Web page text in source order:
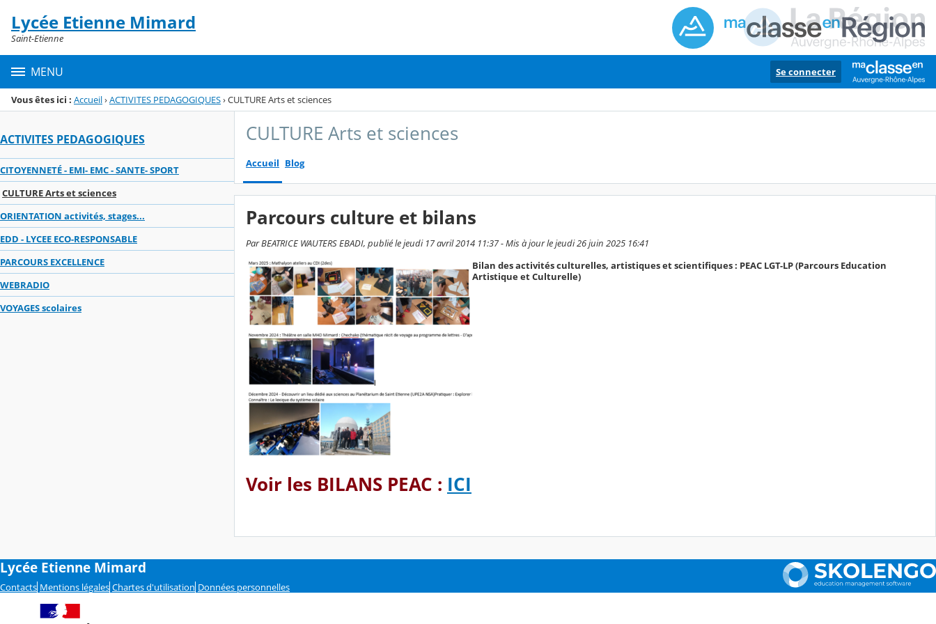
Menu de la rubrique
Contenu
Lycée Etienne Mimard
Saint-Etienne
MENU Se connecter
Vous êtes ici : Accueil›ACTIVITES PEDAGOGIQUES›CULTURE Arts et sciences
ACTIVITES PEDAGOGIQUES
CITOYENNETÉ - EMI- EMC - SANTE- SPORT
CULTURE Arts et sciences
ORIENTATION activités, stages...
EDD - LYCEE ECO-RESPONSABLE
PARCOURS EXCELLENCE
WEBRADIO
VOYAGES scolaires
CULTURE Arts et sciences
Accueil Blog
Parcours culture et bilans
Par BEATRICE WAUTERS EBADI, publié le jeudi 17 avril 2014 11:37 - Mis à jour le jeudi 26 juin 2025 16:41
Bilan des activités culturelles, artistiques et scientifiques : PEAC LGT-LP (Parcours Education
Artistique et Culturelle)
Voir les BILANS PEAC : ICI
Lycée Etienne Mimard
Contacts Mentions légales Chartes d'utilisation Données personnelles